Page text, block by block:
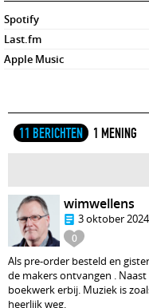
Spotify
Last.fm
Apple Music
11 BERICHTEN 1 MENING
0
wimwellens
3 oktober
Als pre-order besteld en
de makers ontvangen .
boekwerk erbij. Muziek is
heerlijk weg.